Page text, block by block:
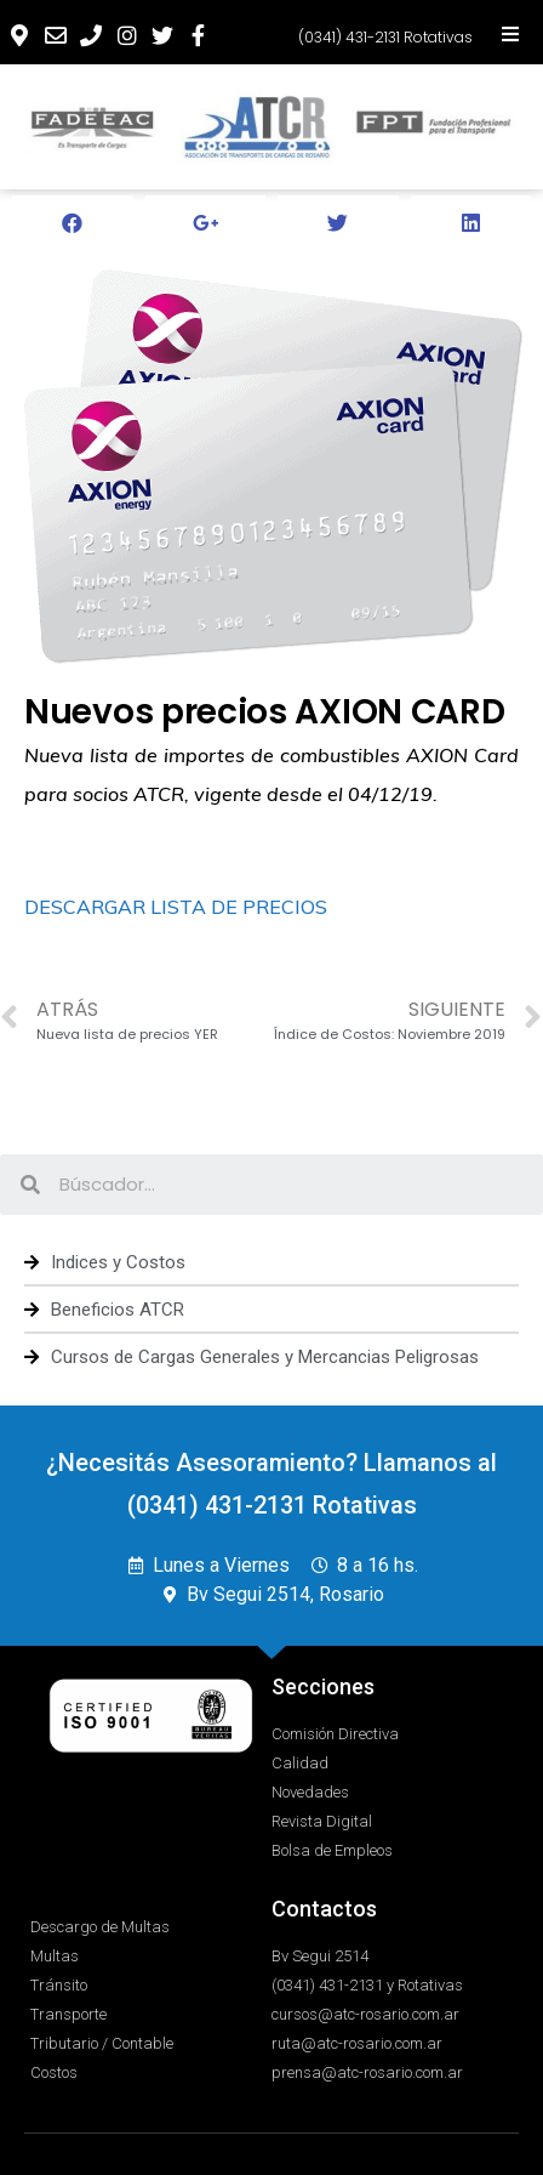
(0341) 431-2131 Rotativas
Nuevos precios AXION CARD
Nueva lista de importes de combustibles AXION Card
para socios ATCR, vigente desde el 04/12/19.
DESCARGAR LISTA DE PRECIOS
ATRÁS
Nueva lista de precios YER
SIGUIENTE
Índice de Costos: Noviembre 2019
Indices y Costos
Beneficios ATCR
Cursos de Cargas Generales y Mercancias Peligrosas
¿Necesitás Asesoramiento? Llamanos al
(0341) 431-2131 Rotativas
Lunes a Viernes
8 a 16 hs.
Bv Segui 2514, Rosario
Secciones
Comisión Directiva
Calidad
Novedades
Revista Digital
Bolsa de Empleos
Descargo de Multas
Multas
Tránsito
Transporte
Tributario / Contable
Costos
Contactos
Bv Segui 2514
(0341) 431-2131 y Rotativas
cursos@atc-rosario.com.ar
ruta@atc-rosario.com.ar
prensa@atc-rosario.com.ar